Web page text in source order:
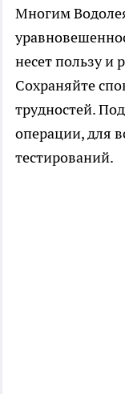
Многим
несет пользу и
Сохраняйте
трудностей.
операции, для
тестирований.